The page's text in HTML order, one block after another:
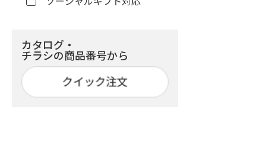
カタログ・
チラシの商品番号から